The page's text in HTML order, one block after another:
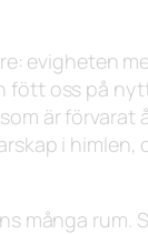
evigheten
fött oss på
är förvarat
i
många